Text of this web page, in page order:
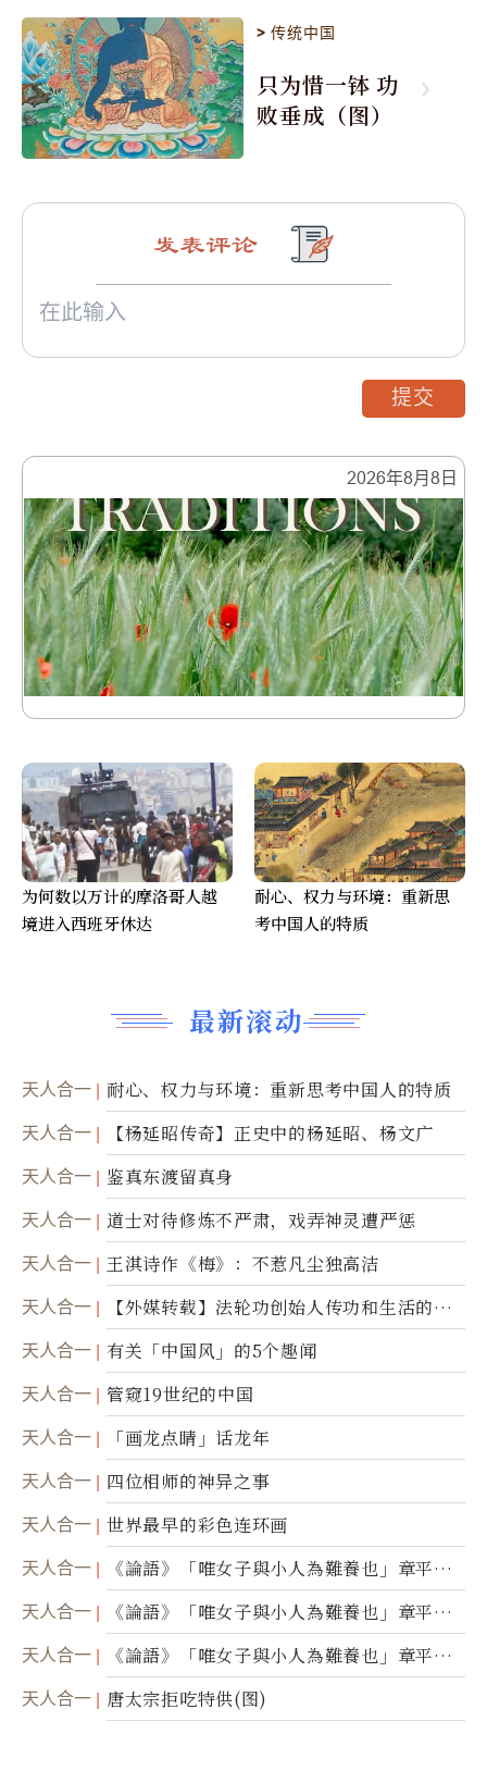
>传统中国
只为惜一钵 功
败垂成（图）
2026年8月8日
最新滚动
天人合一 耐心、权力与环境：重新思考中国人的特质
天人合一 【杨延昭传奇】正史中的杨延昭、杨文广
天人合一 鉴真东渡留真身
天人合一 道士对待修炼不严肃，戏弄神灵遭严惩
天人合一 王淇诗作《梅》：不惹凡尘独高洁
天人合一
【外媒转载】法轮功创始人传功和生活的故
事
天人合一 有关「中国风」的5个趣闻
天人合一 管窥19世纪的中国
天人合一 「画龙点睛」话龙年
天人合一 四位相师的神异之事
天人合一 世界最早的彩色连环画
天人合一
《論語》「唯女子與小人為難養也」章平議
（三）
天人合一
《論語》「唯女子與小人為難養也」章平議
（二）
天人合一
《論語》「唯女子與小人為難養也」章平議
（一）
天人合一 唐太宗拒吃特供(图)
发表评论
提交
为何数以万计的摩洛哥人越
境进入西班牙休达
耐心、权力与环境：重新思
考中国人的特质